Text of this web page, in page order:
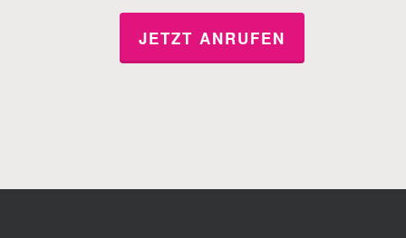
JETZT ANRUFEN